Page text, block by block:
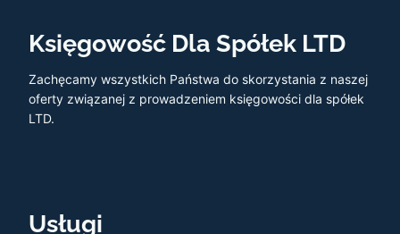
Księgowość Dla Spółek LTD
Zachęcamy wszystkich Państwa do skorzystania z naszej
oferty związanej z prowadzeniem księgowości dla spółek
LTD.
Usługi